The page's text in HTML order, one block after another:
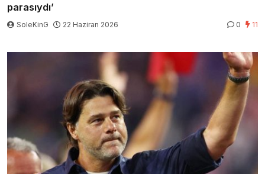
parasıydı’
SoleKinG 22 Haziran 2026 0 11